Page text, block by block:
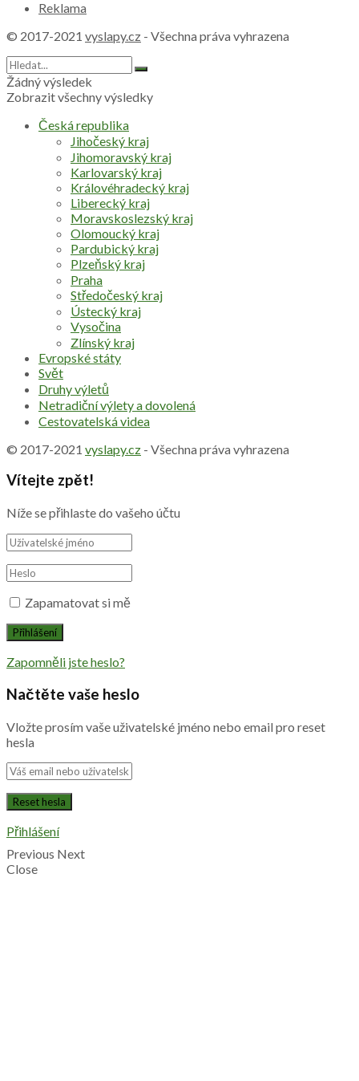
Reklama
© 2017-2021 vyslapy.cz - Všechna práva vyhrazena
Žádný výsledek
Zobrazit všechny výsledky
Česká republika
Jihočeský kraj
Jihomoravský kraj
Karlovarský kraj
Královéhradecký kraj
Liberecký kraj
Moravskoslezský kraj
Olomoucký kraj
Pardubický kraj
Plzeňský kraj
Praha
Středočeský kraj
Ústecký kraj
Vysočina
Zlínský kraj
Evropské státy
Svět
Druhy výletů
Netradiční výlety a dovolená
Cestovatelská videa
© 2017-2021 vyslapy.cz - Všechna práva vyhrazena
Vítejte zpět!
Níže se přihlaste do vašeho účtu
Zapamatovat si mě
Zapomněli jste heslo?
Načtěte vaše heslo
Vložte prosím vaše uživatelské jméno nebo email pro reset
hesla
Přihlášení
Previous Next
Close